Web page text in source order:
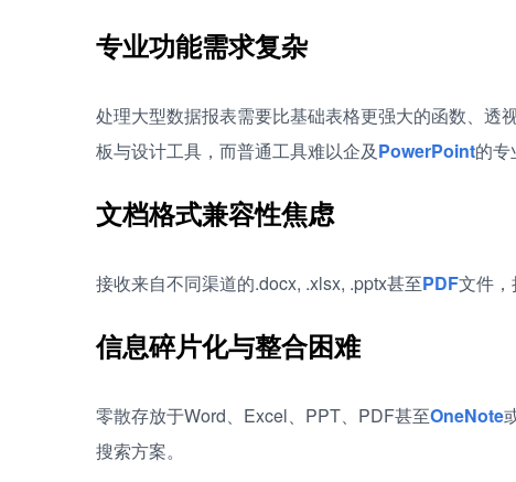
专业功能需求复杂
处理大型数据报表需要比基础表格更强大的函数、透
板与设计工具，而普通工具难以企及PowerPoint的专
文档格式兼容性焦虑
接收来自不同渠道的.docx, .xlsx, .pptx甚至PDF文件，
信息碎片化与整合困难
零散存放于Word、Excel、PPT、PDF甚至OneNote
搜索方案。